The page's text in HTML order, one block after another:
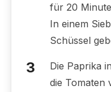
für 20
In einem
Schüssel
Die Paprika
die Tomaten